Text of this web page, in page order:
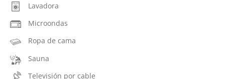
Lavadora
Microondas
Ropa de cama
Sauna
Televisión por cable